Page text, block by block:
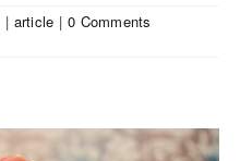
| article | 0 Comments